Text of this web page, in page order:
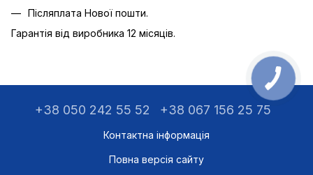
Післяплата Нової пошти.
Гарантія від виробника 12 місяців.
+38 050 242 55 52 +38 067 156 25 75
Контактна інформація
Повна версія сайту